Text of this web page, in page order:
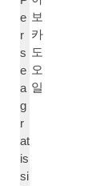
e
r
s
e
a
g
r
at
is
si
보
카
도
오
일